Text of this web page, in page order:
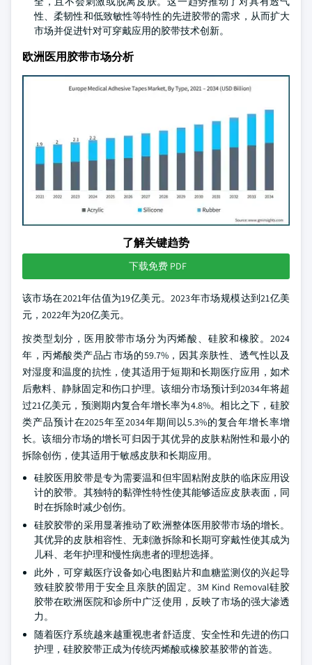
性、柔韧性和低致敏性等特性的先进胶带的需求，从而扩大
市场并促进针对可穿戴应用的胶带技术创新。
欧洲医用胶带市场分析
了解关键趋势
下载免费 PDF
该市场在2021年估值为19亿美元。2023年市场规模达到21亿美
元，2022年为20亿美元。
按类型划分，医用胶带市场分为丙烯酸、硅胶和橡胶。2024
年，丙烯酸类产品占市场的59.7%，因其亲肤性、透气性以及
对湿度和温度的抗性，使其适用于短期和长期医疗应用，如术
后敷料、静脉固定和伤口护理。该细分市场预计到2034年将超
过21亿美元，预测期内复合年增长率为4.8%。相比之下，硅胶
类产品预计在2025年至2034年期间以5.3%的复合年增长率增
长。该细分市场的增长可归因于其优异的皮肤粘附性和最小的
拆除创伤，使其适用于敏感皮肤和长期应用。
硅胶医用胶带是专为需要温和但牢固粘附皮肤的临床应用设
计的胶带。其独特的黏弹性特性使其能够适应皮肤表面，同
时在拆除时减少创伤。
硅胶胶带的采用显著推动了欧洲整体医用胶带市场的增长。
其优异的皮肤相容性、无刺激拆除和长期可穿戴性使其成为
儿科、老年护理和慢性病患者的理想选择。
此外，可穿戴医疗设备如心电图贴片和血糖监测仪的兴起导
致硅胶胶带用于安全且亲肤的固定。3M Kind Removal硅胶
胶带在欧洲医院和诊所中广泛使用，反映了市场的强大渗透
力。
随着医疗系统越来越重视患者舒适度、安全性和先进的伤口
护理，硅胶胶带正成为传统丙烯酸或橡胶基胶带的首选。